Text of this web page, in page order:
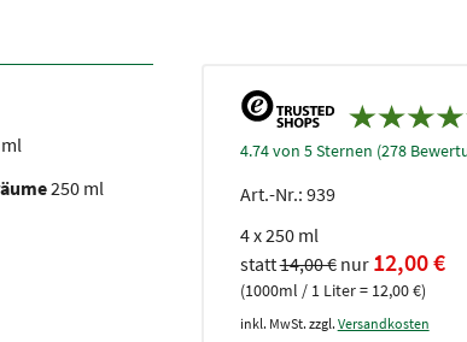
4.74 von 5 Sternen (278
Art.-Nr.: 939
4 x 250 ml
statt14,00 €nur 12,00 €
(1000ml / 1 Liter = 12,00 €)
inkl. MwSt. zzgl. Versandkosten
250 ml